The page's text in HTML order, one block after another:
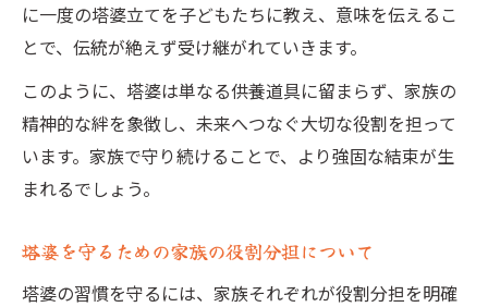
に一度の塔婆立てを子どもたちに教え、意味を伝えるこ
とで、伝統が絶えず受け継がれていきます。
このように、塔婆は単なる供養道具に留まらず、家族の
精神的な絆を象徴し、未来へつなぐ大切な役割を担って
います。家族で守り続けることで、より強固な結束が生
まれるでしょう。
塔婆を守るための家族の役割分担について
塔婆の習慣を守るには、家族それぞれが役割分担を明確